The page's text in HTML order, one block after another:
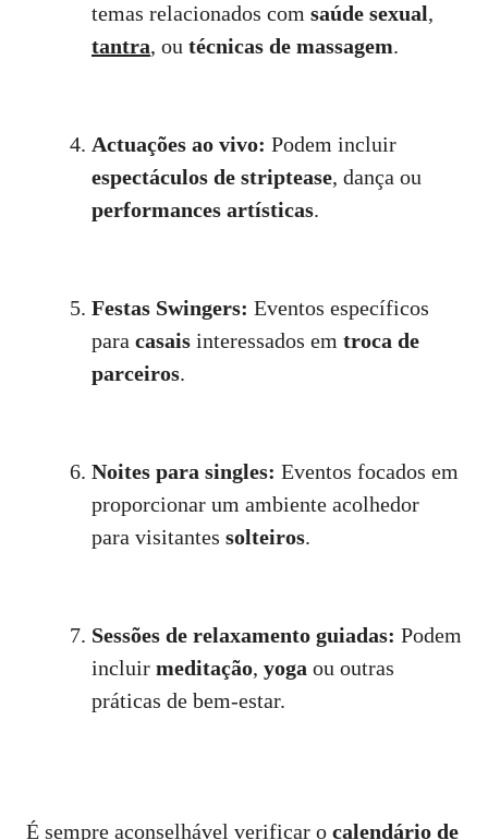
temas relacionados com saúde sexual,
tantra, ou técnicas de massagem.
Actuações ao vivo: Podem incluir
espectáculos de striptease, dança ou
performances artísticas.
Festas Swingers: Eventos específicos
para casais interessados em troca de
parceiros.
Noites para singles: Eventos focados em
proporcionar um ambiente acolhedor
para visitantes solteiros.
Sessões de relaxamento guiadas: Podem
incluir meditação, yoga ou outras
práticas de bem-estar.
É sempre aconselhável verificar o calendário de